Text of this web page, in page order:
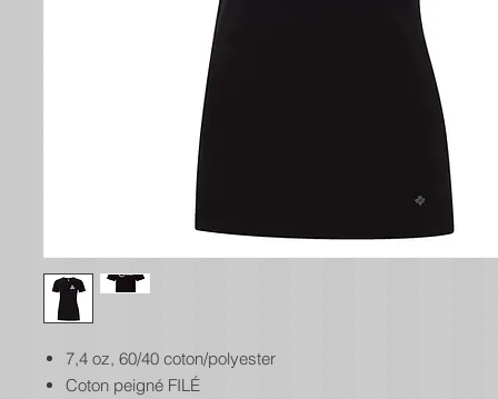
7,4 oz, 60/40 coton/polyester
Coton peigné FILÉ